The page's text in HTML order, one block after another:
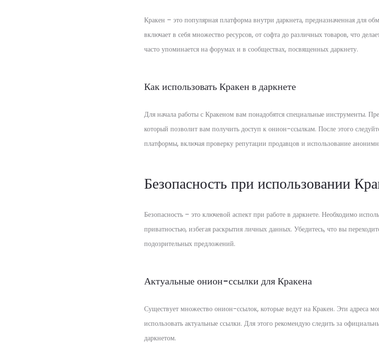
Кракен – это популярная платформа внутри даркнета, предназначенная для
включает в себя множество ресурсов, от софта до различных товаров, что
часто упоминается на форумах и в сообществах, посвященных даркнету.
Как использовать Кракен в даркнете
Для начала работы с Кракеном вам понадобятся специальные инструменты.
который позволит вам получить доступ к онион-ссылкам. После этого
платформы, включая проверку репутации продавцов и использование
Безопасность при использовании
Безопасность – это ключевой аспект при работе в даркнете. Необходимо
приватностью, избегая раскрытия личных данных. Убедитесь, что вы
подозрительных предложений.
Актуальные онион-ссылки для Кракена
Существует множество онион-ссылок, которые ведут на Кракен. Эти адреса
использовать актуальные ссылки. Для этого рекомендую следить за
даркнетом.